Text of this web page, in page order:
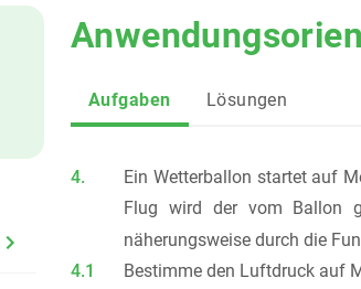
Aufgaben Lösungen
4.
Ein Wetterballon startet auf
Flug wird der vom Ballon
näherungsweise durch die
4.1
Bestimme den Luftdruck auf